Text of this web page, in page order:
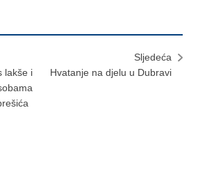
lakše i
Sljedeća
Hvatanje na djelu u Dubravi